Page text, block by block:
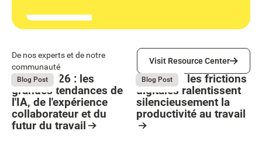
Button Text
De nos experts et de notre
communauté
Visit Resource Center
Visit Resource Center
August 4, 2026
Blog Post
Bright 2026 : les
grandes tendances de
l'IA, de l'expérience
collaborateur et du
futur du travail
August 4, 2026
Blog Post
Comment les frictions
digitales ralentissent
silencieusement la
productivité au travail